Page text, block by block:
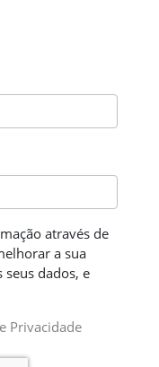
através de
a sua
dados, e
Privacidade